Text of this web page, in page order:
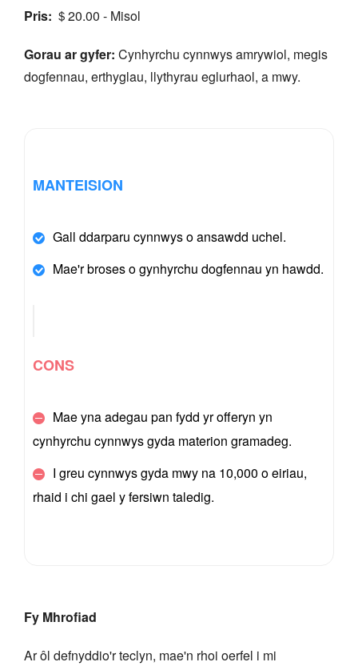
Pris: ＄20.00 - Misol
Gorau ar gyfer: Cynhyrchu cynnwys amrywiol, megis
dogfennau, erthyglau, llythyrau eglurhaol, a mwy.
MANTEISION
Gall ddarparu cynnwys o ansawdd uchel.
Mae'r broses o gynhyrchu dogfennau yn hawdd.
CONS
Mae yna adegau pan fydd yr offeryn yn
cynhyrchu cynnwys gyda materion gramadeg.
I greu cynnwys gyda mwy na 10,000 o eiriau,
rhaid i chi gael y fersiwn taledig.
Fy Mhrofiad
Ar ôl defnyddio'r teclyn, mae'n rhoi oerfel i mi